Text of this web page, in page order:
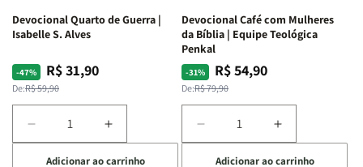
Devocional Quarto de Guerra |
Isabelle S. Alves
-47%
Preço
normal
De:R$ 59,90
Preço
promocional
R$ 31,90
Diminuir
a
Aumentar
a
Adicionar ao carrinho
Devocional Café com Mulheres
da Bíblia | Equipe Teológica
Penkal
-31%
Preço
normal
De:R$ 79,90
Preço
promocional
R$ 54,90
Diminuir
a
Aumentar
a
Adicionar ao carrinho